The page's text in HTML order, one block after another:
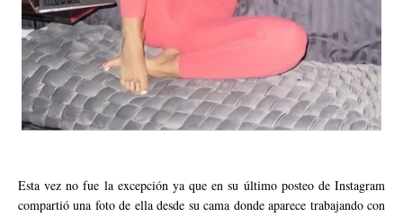
Esta vez no fue la excepción ya que en su último posteo de Instagram
compartió una foto de ella desde su cama donde aparece trabajando con